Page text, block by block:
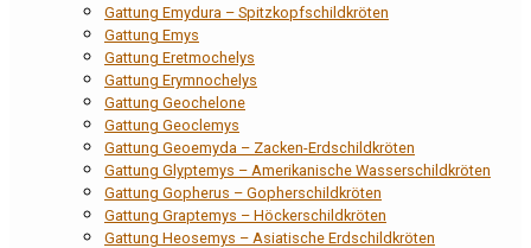
Gattung Emydura – Spitzkopfschildkröten
Gattung Emys
Gattung Eretmochelys
Gattung Erymnochelys
Gattung Geochelone
Gattung Geoclemys
Gattung Geoemyda – Zacken-Erdschildkröten
Gattung Glyptemys – Amerikanische Wasserschildkröten
Gattung Gopherus – Gopherschildkröten
Gattung Graptemys – Höckerschildkröten
Gattung Heosemys – Asiatische Erdschildkröten